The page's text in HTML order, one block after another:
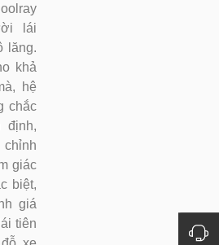
lái
lăng.
khả
hệ
chắc
định,
giác
biệt,
giá
tiên